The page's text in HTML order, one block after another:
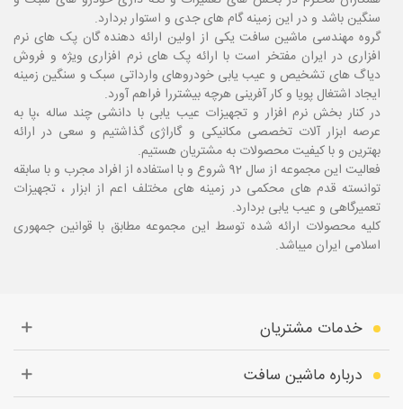
سنگین باشد و در این زمینه گام های جدی و استوار بردارد.
گروه مهندسی ماشین سافت یکی از اولین ارائه دهنده گان پک های نرم
افزاری در ایران مفتخر است با ارائه پک های نرم افزاری ویژه و فروش
دیاگ های تشخیص و عیب یابی خودروهای وارداتی سبک و سنگین زمینه
ایجاد اشتغال پویا و کار آفرینی هرچه بیشتررا فراهم آورد.
در کنار بخش نرم افزار و تجهیزات عیب یابی با دانشی چند ساله ،پا به
عرصه ابزار آلات تخصصی مکانیکی و گاراژی گذاشتیم و سعی در ارائه
بهترین و با کیفیت محصولات به مشتریان هستیم.
فعالیت این مجموعه از سال 92 شروع و با استفاده از افراد مجرب و با سابقه
توانسته قدم های محکمی در زمینه های مختلف اعم از ابزار ، تجهیزات
تعمیرگاهی و عیب یابی بردارد.
کلیه محصولات ارائه شده توسط این مجموعه مطابق با قوانین جمهوری
اسلامی ایران میباشد.
خدمات مشتریان
درباره ماشین سافت